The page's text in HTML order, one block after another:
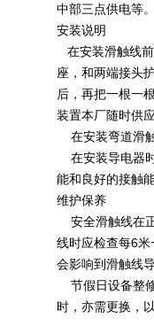
中部三点供电等
安装说明
在安装滑触线
座，和两端接头
后，再把一根一
装置本厂随时供
在安装弯道滑
在安装导电器
能和良好的接触
维护保养
安全滑触线在
线时应检查每6
会影响到滑触线
节假日设备整
时，亦需更换，